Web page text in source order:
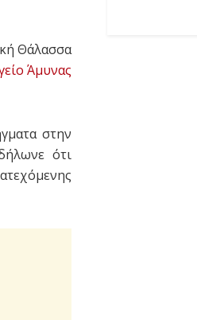
Θάλασσα
Άμυνας
στην
ότι